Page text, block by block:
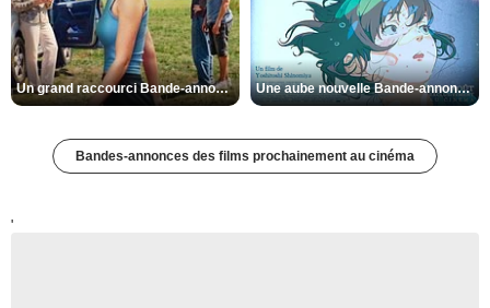
Un grand raccourci Bande-annonce VF Une aube nouvelle Bande-annonce VO STFR
Bandes-annonces des films prochainement au cinéma
'